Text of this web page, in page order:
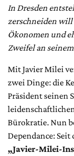
In Dresden
zerschneiden
Ökonomen und
Zweifel an
Mit Javier Milei
zwei Dinge: die
Präsident seinen
Bürokratie. Nun
Dependance:
„Javier-Milei-